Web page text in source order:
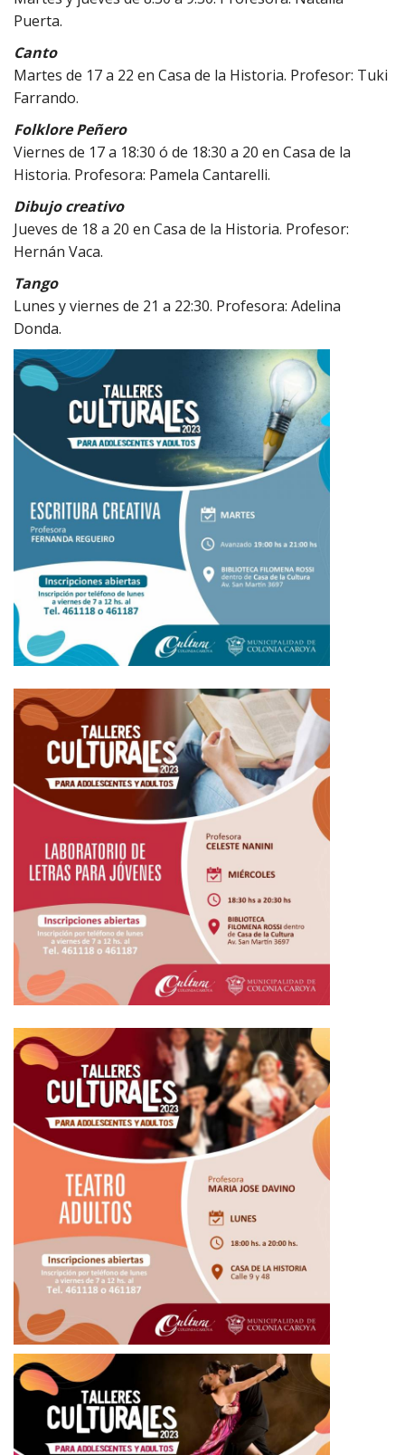
Puerta.
Canto
Martes de 17 a 22 en Casa de la Historia. Profesor: Tuki
Farrando.
Folklore Peñero
Viernes de 17 a 18:30 ó de 18:30 a 20 en Casa de la
Historia. Profesora: Pamela Cantarelli.
Dibujo creativo
Jueves de 18 a 20 en Casa de la Historia. Profesor:
Hernán Vaca.
Tango
Lunes y viernes de 21 a 22:30. Profesora: Adelina
Donda.